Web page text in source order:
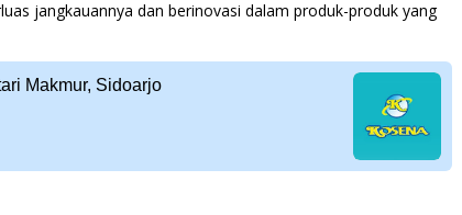
jangkauannya dan berinovasi dalam produk-produk yang
Makmur, Sidoarjo